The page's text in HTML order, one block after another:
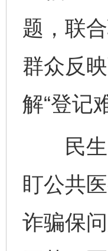
题，联
群众反
解“登记
民生
盯公共
诈骗保